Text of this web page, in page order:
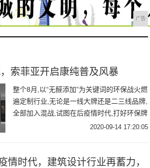
广告
索菲亚开启康纯普及风暴
整个8月,以“无醛添加”为关键词的环保战火燃
遍定制行业,无论是一线大牌还是二三线品牌,
全部加入混战,试图在后疫情时代,打好环保牌
争夺更大的市场份额。这究竟是营销
2020-09-14 17:20:05
情时代，建筑设计行业再蓄力，